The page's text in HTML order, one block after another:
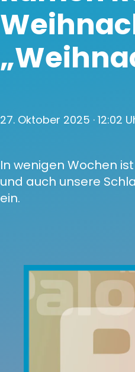
27. Oktober 2025 · 12:02
In wenigen Wochen
und auch unsere
ein.